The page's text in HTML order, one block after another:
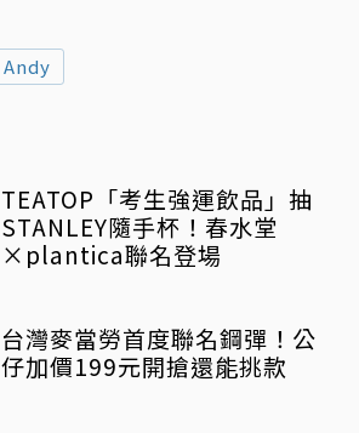
Andy
TEATOP「考生強運飲品」抽
STANLEY隨手杯！春水堂
×plantica聯名登場
台灣麥當勞首度聯名鋼彈！公
仔加價199元開搶還能挑款